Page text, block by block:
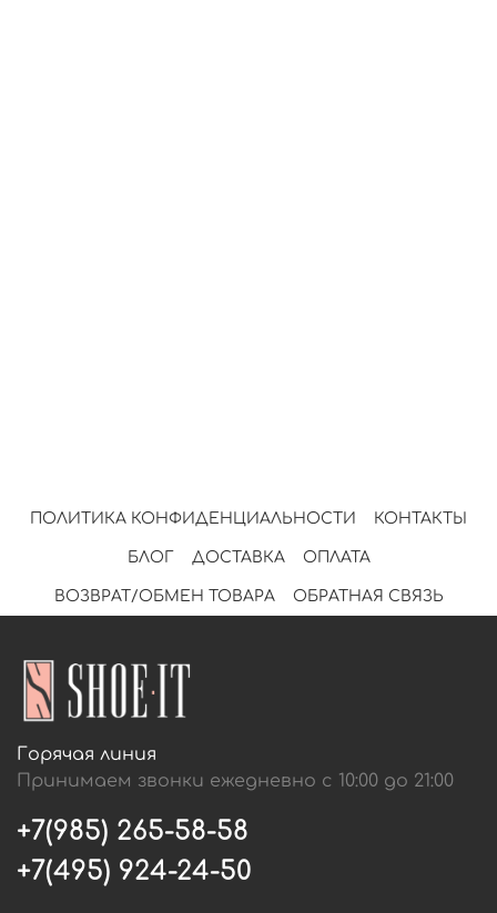
ПОЛИТИКА КОНФИДЕНЦИАЛЬНОСТИ КОНТАКТЫ
БЛОГ ДОСТАВКА ОПЛАТА
ВОЗВРАТ/ОБМЕН ТОВАРА ОБРАТНАЯ СВЯЗЬ
Горячая линия
Принимаем звонки ежедневно с 10:00 до 21:00
+7(985) 265-58-58
+7(495) 924-24-50